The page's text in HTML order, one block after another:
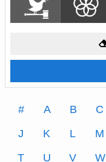
# A B C
J
K L M
T
U V W